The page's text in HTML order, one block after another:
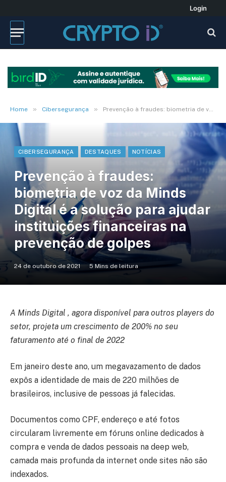
Login
Home » Cibersegurança » Prevenção à fraudes: biometria de voz da Minds Digital é a solução para ajudar instituições financeiras na prevenção de golpes
CIBERSEGURANÇA DESTAQUES NOTÍCIAS
Prevenção à fraudes:
biometria de voz da Minds
Digital é a solução para ajudar
instituições financeiras na
prevenção de golpes
24 de outubro de 2021 5 Mins de leitura
A Minds Digital , agora disponível para outros players do
setor, projeta um crescimento de 200% no seu
faturamento até o final de 2022
Em janeiro deste ano, um megavazamento de dados
expôs a identidade de mais de 220 milhões de
brasileiros, inclusive de pessoas já falecidas.
Documentos como CPF, endereço e até fotos
circularam livremente em fóruns online dedicados à
compra e venda de dados pessoais na deep web,
camada mais profunda da internet onde sites não são
indexados.